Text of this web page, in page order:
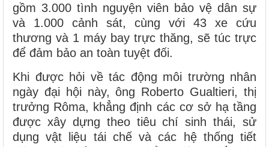
gồm 3.000 tình nguyện viên bảo vệ dân sự
và 1.000 cảnh sát, cùng với 43 xe cứu
thương và 1 máy bay trực thăng, sẽ túc trực
để đảm bảo an toàn tuyệt đối.
Khi được hỏi về tác động môi trường nhân
ngày đại hội này, ông Roberto Gualtieri, thị
trưởng Rôma, khẳng định các cơ sở hạ tầng
được xây dựng theo tiêu chí sinh thái, sử
dụng vật liệu tái chế và các hệ thống tiết